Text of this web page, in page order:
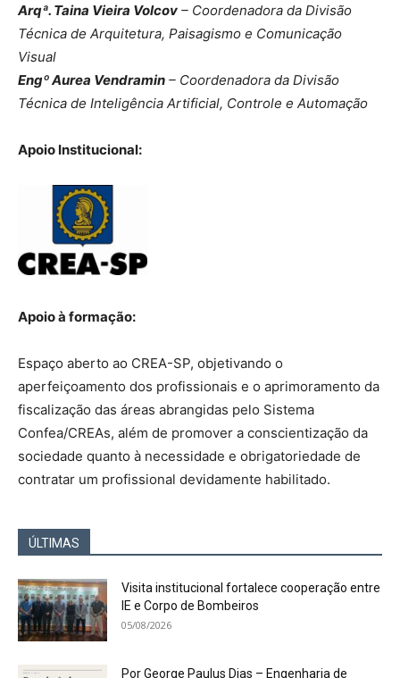
Arqª. Taina Vieira Volcov – Coordenadora da Divisão
Técnica de Arquitetura, Paisagismo e Comunicação
Visual
Engº Aurea Vendramin – Coordenadora da Divisão
Técnica de Inteligência Artificial, Controle e Automação
Apoio Institucional:
Apoio à formação:
Espaço aberto ao CREA-SP, objetivando o
aperfeiçoamento dos profissionais e o aprimoramento da
fiscalização das áreas abrangidas pelo Sistema
Confea/CREAs, além de promover a conscientização da
sociedade quanto à necessidade e obrigatoriedade de
contratar um profissional devidamente habilitado.
ÚLTIMAS
Visita institucional fortalece cooperação entre
IE e Corpo de Bombeiros
05/08/2026
Por George Paulus Dias – Engenharia de